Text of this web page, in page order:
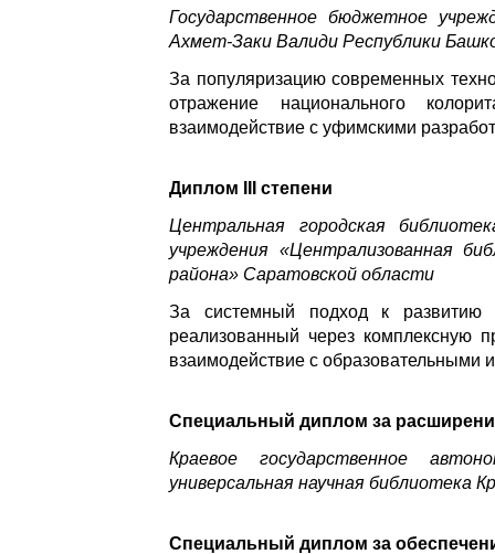
Государственное бюджетное
Ахмет-Заки Валиди Республики
За популяризацию современных
отражение национального
взаимодействие с уфимскими
Диплом III степени
Центральная городская
учреждения «Централизованная
района» Саратовской области
За системный подход к развитию
реализованный через комплексную
взаимодействие с образовательными
Специальный диплом за
Краевое государственное
универсальная научная библиотека
Специальный диплом за